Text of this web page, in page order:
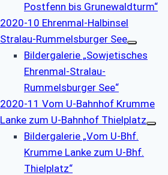
Postfenn bis Grunewaldturm“
2020-10 Ehrenmal-Halbinsel
Stralau-Rummelsburger See
Bildergalerie „Sowjetisches
Ehrenmal-Stralau-
Rummelsburger See“
2020-11 Vom U-Bahnhof Krumme
Lanke zum U-Bahnhof Thielplatz
Bildergalerie „Vom U-Bhf.
Krumme Lanke zum U-Bhf.
Thielplatz“